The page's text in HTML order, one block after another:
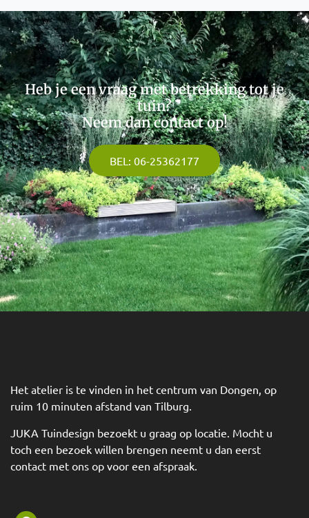
Heb je een vraag met betrekking tot je
tuin?
Neem dan contact op!
BEL: 06-25362177
Het atelier is te vinden in het centrum van Dongen, op
ruim 10 minuten afstand van Tilburg.
JUKA Tuindesign bezoekt u graag op locatie. Mocht u
toch een bezoek willen brengen neemt u dan eerst
contact met ons op voor een afspraak.